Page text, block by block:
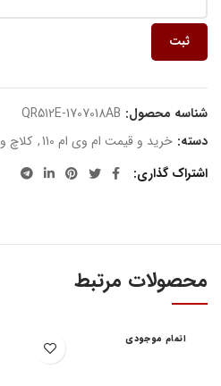
ثبت
شناسه محصول: QR512E-1707018AB
دسته: خرید و قیمت ام وی ام 110 , کلاچ
اشتراک گذاری
محصولات مرتبط
اتمام موجودی